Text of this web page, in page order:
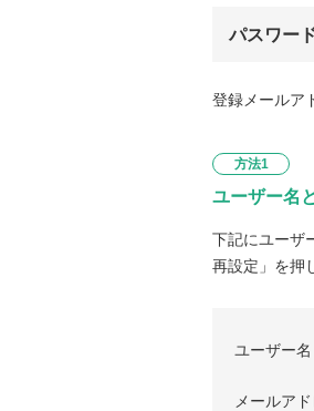
パスワー
登録メールア
方法1
ユーザー名
下記にユーザ
再設定」を押
ユーザー名
メールア